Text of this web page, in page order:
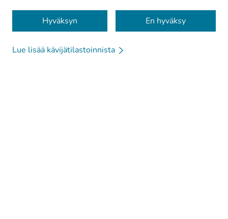
Hyväksyn En hyväksy
Lue lisää kävijätilastoinnista
Evästeet